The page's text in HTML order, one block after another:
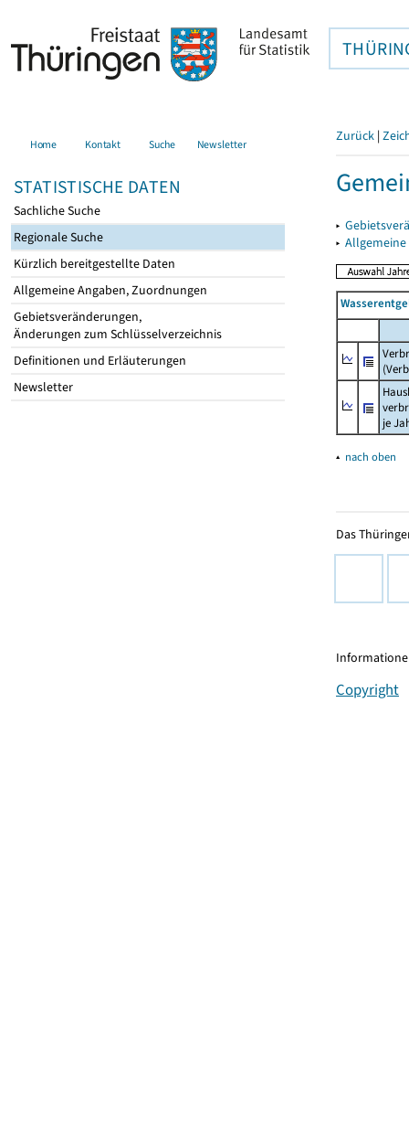
Home Kontakt Suche Newsletter
STATISTISCHE DATEN
Sachliche Suche
Regionale Suche
Kürzlich bereitgestellte Daten
Allgemeine Angaben, Zuordnungen
Gebietsveränderungen,
Änderungen zum Schlüsselverzeichnis
Definitionen und Erläuterungen
Newsletter
Zurück |
▸
▸
je
▴ nach oben
Das
Copyright